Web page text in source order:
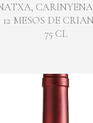
12 MESOS DE
75 CL